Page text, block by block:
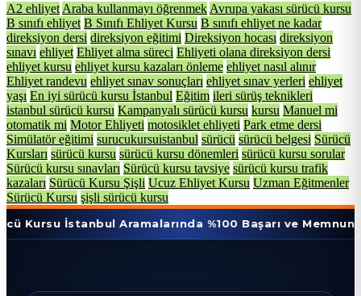
A2 ehliyet Araba kullanmayı öğrenmek Avrupa yakası sürücü kursu
B sınıfı ehliyet B Sınıfı Ehliyet Kursu B sınıfı ehliyet ne kadar
direksiyon dersi direksiyon eğitimi Direksiyon hocası direksiyon
sınavı ehliyet Ehliyet alma süreci Ehliyeti olana direksiyon dersi
ehliyet kursu ehliyet kursu kazaları önleme ehliyet nasıl alınır
Ehliyet randevu ehliyet sınav sonuçları ehliyet sınav yerleri ehliyet
yaşı En iyi sürücü kursu İstanbul Eğitim ileri sürüş teknikleri
istanbul sürücü kursu Kampanyalı sürücü kursu kursu Manuel mi
otomatik mi Motor Ehliyeti motosiklet ehliyeti Park etme dersi
Simülatör eğitimi surucukursuistanbul sürücü sürücü belgesi Sürücü
Kursları sürücü kursu sürücü kursu dönemleri sürücü kursu sorular
Sürücü kursu sınavları Sürücü kursu tavsiye sürücü kursu trafik
kazaları Sürücü Kursu Şişli Ucuz Ehliyet Kursu Uzman Eğitmenler
Sürücü Kursu şişli sürücü kursu
Aramalarında %100 Başarı ve Memnuniyet Oranı